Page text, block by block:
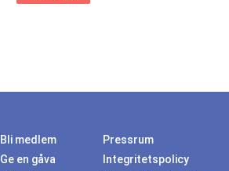
Bli medlem
Pressrum
Ge en gåva
Integritetspolicy